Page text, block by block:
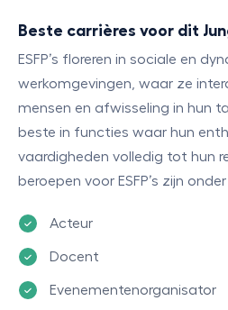
Beste carrières voor dit
ESFP’s floreren in sociale en
werkomgevingen, waar ze
mensen en afwisseling in hun
beste in functies waar hun
vaardigheden volledig tot hun
beroepen voor ESFP’s zijn
Acteur
Docent
Evenementenorganisator